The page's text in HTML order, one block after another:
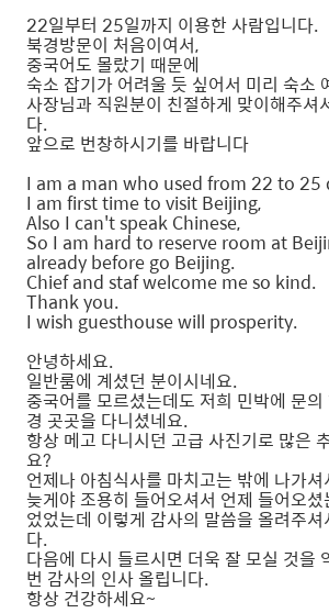
22일부터 25일까지 이용한 사람입니다.
북경방문이 처음이여서,
중국어도 몰랐기 때문에
숙소 잡기가 어려울 듯 싶어서 미리 숙소
사장님과 직원분이 친절하게 맞이해주셔
다.
앞으로 번창하시기를 바랍니다
I am a man who used from 22 to 25
I am first time to visit Beijing,
Also I can't speak Chinese,
So I am hard to reserve room at
already before go Beijing.
Chief and staf welcome me so kind.
Thank you.
I wish guesthouse will prosperity.
안녕하세요.
일반룸에 계셨던 분이시네요.
중국어를 모르셨는데도 저희 민박에 문
경 곳곳을 다니셨네요.
항상 메고 다니시던 고급 사진기로 많은
요?
언제나 아침식사를 마치고는 밖에 나가
늦게야 조용히 들어오셔서 언제 들어오
었었는데 이렇게 감사의 말씀을 올려주
다.
다음에 다시 들르시면 더욱 잘 모실 것을
번 감사의 인사 올립니다.
항상 건강하세요~